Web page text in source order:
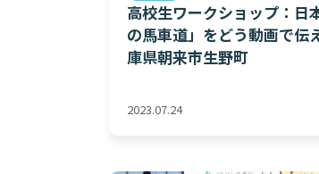
高校生ワークショップ：日
の馬車道」をどう動画で伝
庫県朝来市生野町
2023.07.24